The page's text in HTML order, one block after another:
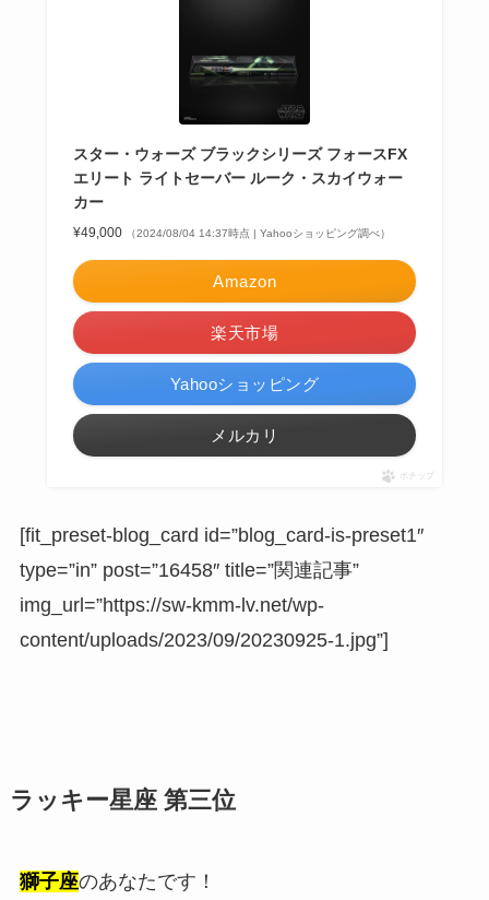
スター・ウォーズ ブラックシリーズ フォースFX
エリート ライトセーバー ルーク・スカイウォー
カー
¥49,000 （2024/08/04 14:37時点 | Yahooショッピング調べ）
Amazon
楽天市場
Yahooショッピング
メルカリ
ポチップ
[fit_preset-blog_card id=”blog_card-is-preset1″
type=”in” post=”16458″ title=”関連記事”
img_url=”https://sw-kmm-lv.net/wp-
content/uploads/2023/09/20230925-1.jpg”]
ラッキー星座 第三位
獅子座のあなたです！